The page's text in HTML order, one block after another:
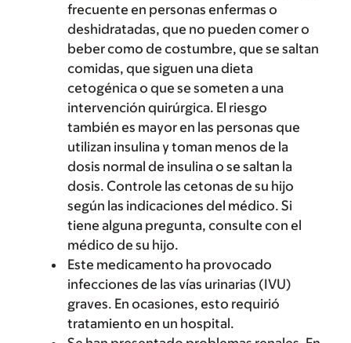
frecuente en personas enfermas o
deshidratadas, que no pueden comer o
beber como de costumbre, que se saltan
comidas, que siguen una dieta
cetogénica o que se someten a una
intervención quirúrgica. El riesgo
también es mayor en las personas que
utilizan insulina y toman menos de la
dosis normal de insulina o se saltan la
dosis. Controle las cetonas de su hijo
según las indicaciones del médico. Si
tiene alguna pregunta, consulte con el
médico de su hijo.
Este medicamento ha provocado
infecciones de las vías urinarias (IVU)
graves. En ocasiones, esto requirió
tratamiento en un hospital.